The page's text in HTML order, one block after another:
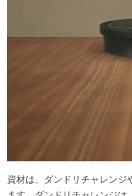
資材は、ダンドリチャレンジ